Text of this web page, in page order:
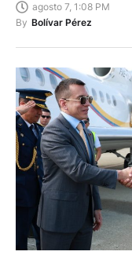
agosto 7, 1:08 PM
By Bolívar Pérez